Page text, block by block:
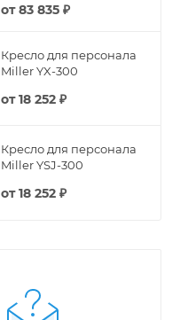
от83 835 ₽
Кресло для персонала
Miller YX-300
от18 252 ₽
Кресло для персонала
Miller YSJ-300
от18 252 ₽